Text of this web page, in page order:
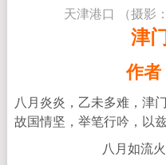
天津港口 （摄影
津
作
八月炎炎，乙未多难，津
故国情坚， 举笔行吟，以兹
八月如流